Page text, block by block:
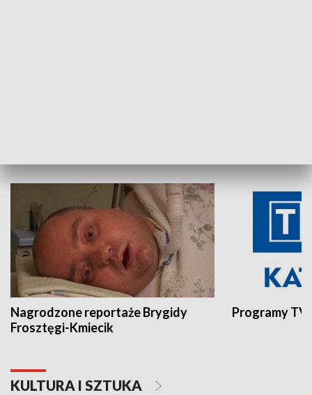
Nagrodzone reportaże Brygidy
Frosztęgi-Kmiecik
Programy
KULTURA I SZTUKA